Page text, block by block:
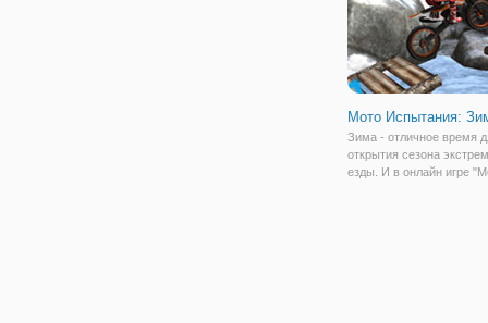
Мото Испытания:
Зима - отличное время
открытия сезона
езды. И в онлайн игре